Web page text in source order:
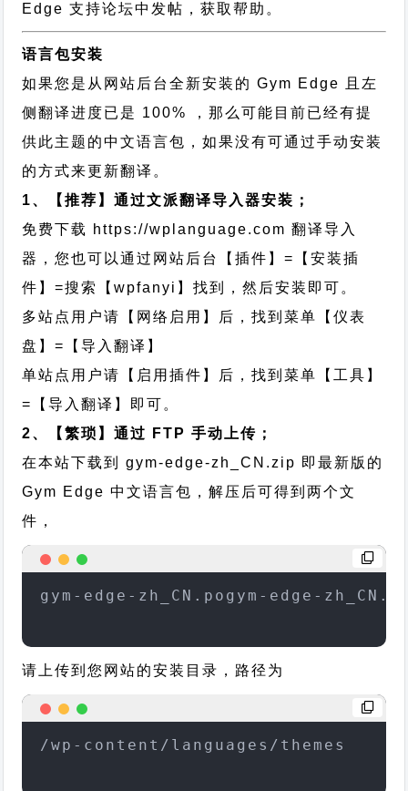
Edge 支持论坛中发帖，获取帮助。
语言包安装
如果您是从网站后台全新安装的 Gym Edge 且左
侧翻译进度已是 100% ，那么可能目前已经有提
供此主题的中文语言包，如果没有可通过手动安装
的方式来更新翻译。
1、【推荐】通过文派翻译导入器安装；
免费下载 https://wplanguage.com 翻译导入
器，您也可以通过网站后台【插件】=【安装插
件】=搜索【wpfanyi】找到，然后安装即可。
多站点用户请【网络启用】后，找到菜单【仪表
盘】=【导入翻译】
单站点用户请【启用插件】后，找到菜单【工具】
=【导入翻译】即可。
2、【繁琐】通过 FTP 手动上传；
在本站下载到gym-edge-zh_CN.zip 即最新版的
Gym Edge 中文语言包，解压后可得到两个文
件，
gym-edge-zh_CN.pogym-edge-
请上传到您网站的安装目录，路径为
/wp-content/languages/themes